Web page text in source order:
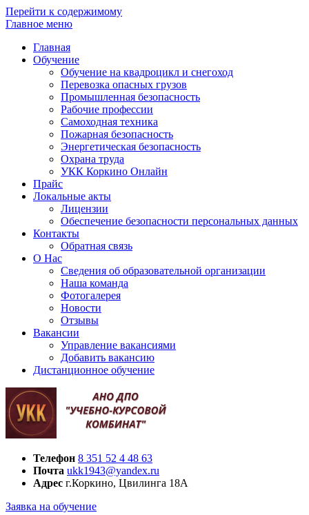
Перейти к содержимому
Главное меню
Главная
Обучение
Обучение на квадроцикл и снегоход
Перевозка опасных грузов
Промышленная безопасность
Рабочие профессии
Самоходная техника
Пожарная безопасность
Энергетическая безопасность
Охрана труда
УКК Коркино Онлайн
Прайс
Локальные акты
Лицензии
Обеспечение безопасности персональных данных
Контакты
Обратная связь
О Нас
Сведения об образовательной организации
Наша команда
Фотогалерея
Новости
Отзывы
Вакансии
Управление вакансиями
Добавить вакансию
Дистанционное обучение
Телефон 8 351 52 4 48 63
Почта ukk1943@yandex.ru
Адрес г.Коркино, Цвилинга 18А
Заявка на обучение